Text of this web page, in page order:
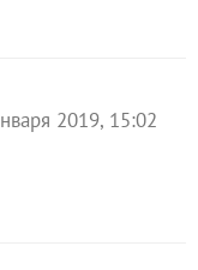
2019, 15:02